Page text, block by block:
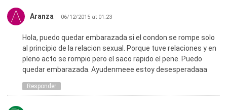
Aranza 06/12/2015 at 01:23
Hola, puedo quedar embarazada si el condon se rompe solo
al principio de la relacion sexual. Porque tuve relaciones y en
pleno acto se rompio pero el saco rapido el pene. Puedo
quedar embarazada. Ayudenmeee estoy desesperadaaa
Responder